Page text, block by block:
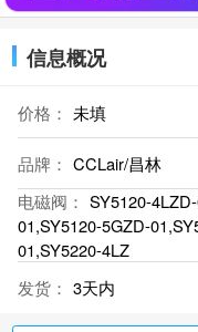
信息概况
价格： 未填
品牌： CCLair/昌林
电磁阀： SY5120-
01,SY5120-5GZD-
01,SY5220-4LZ
发货： 3天内